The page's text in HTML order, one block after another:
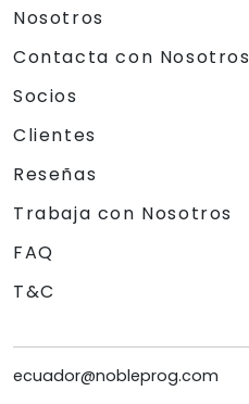
Nosotros
Contacta con Nosotros
Socios
Clientes
Reseñas
Trabaja con Nosotros
FAQ
T&C
ecuador@nobleprog.com